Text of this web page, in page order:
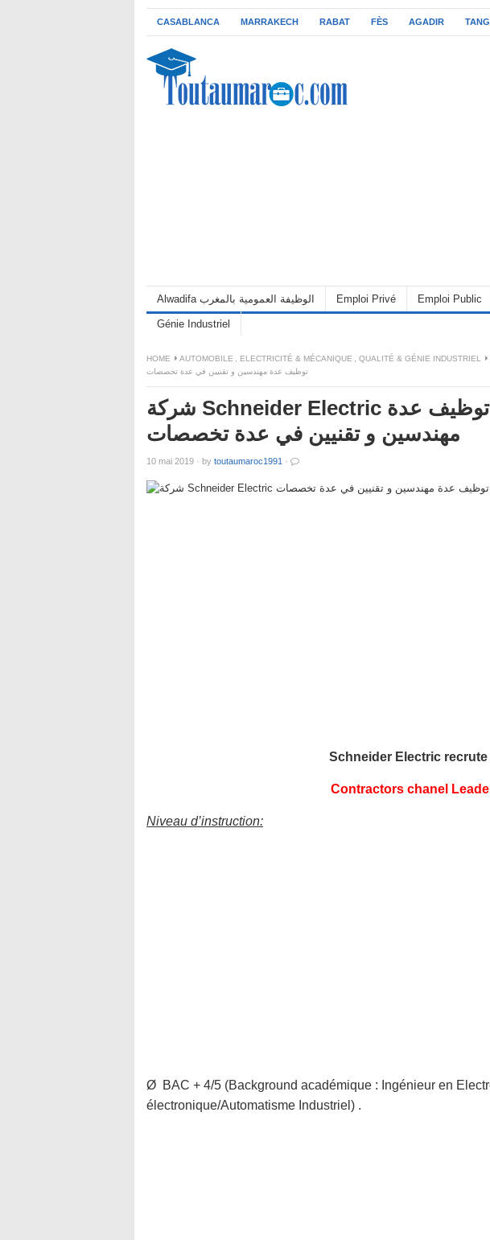
CASABLANCA MARRAKECH RABAT FÈS AGADIR
Alwadifa الوظيفة العمومية بالمغرب Emploi Privé Emploi Public
Génie Industriel
HOME AUTOMOBILE ELECTRICITÉ & MÉCANIQUE QUALITÉ & GÉNIE INDUSTRIEL
توظيف عدة مهندسين و تقنيين في عدة تخصصات
شركة Schneider Electric تعلن عن حملة توظيف عدة
مهندسين و تقنيين في عدة تخصصات
10 mai 2019 · by toutaumaroc1991 ·
Schneider Electric recrute
Contractors chanel
Niveau d’instruction:
Ø BAC + 4/5 (Background académique : Ingénieur en
électronique/Automatisme Industriel) .